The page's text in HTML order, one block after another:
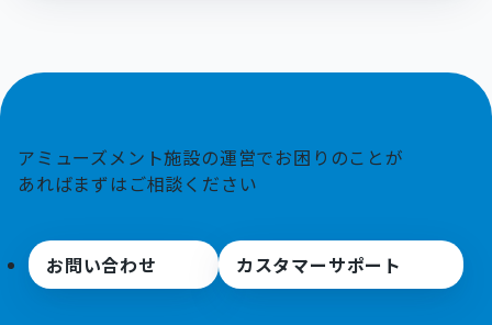
アミューズメント施設の運営でお困りのことが
あればまずはご相談ください
お問い合わせ カスタマーサポート